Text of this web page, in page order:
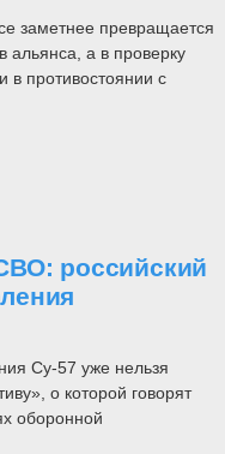
заметнее превращается
альянса, а в проверку
в противостоянии с
российский
Су-57 уже нельзя
о которой говорят
оборонной